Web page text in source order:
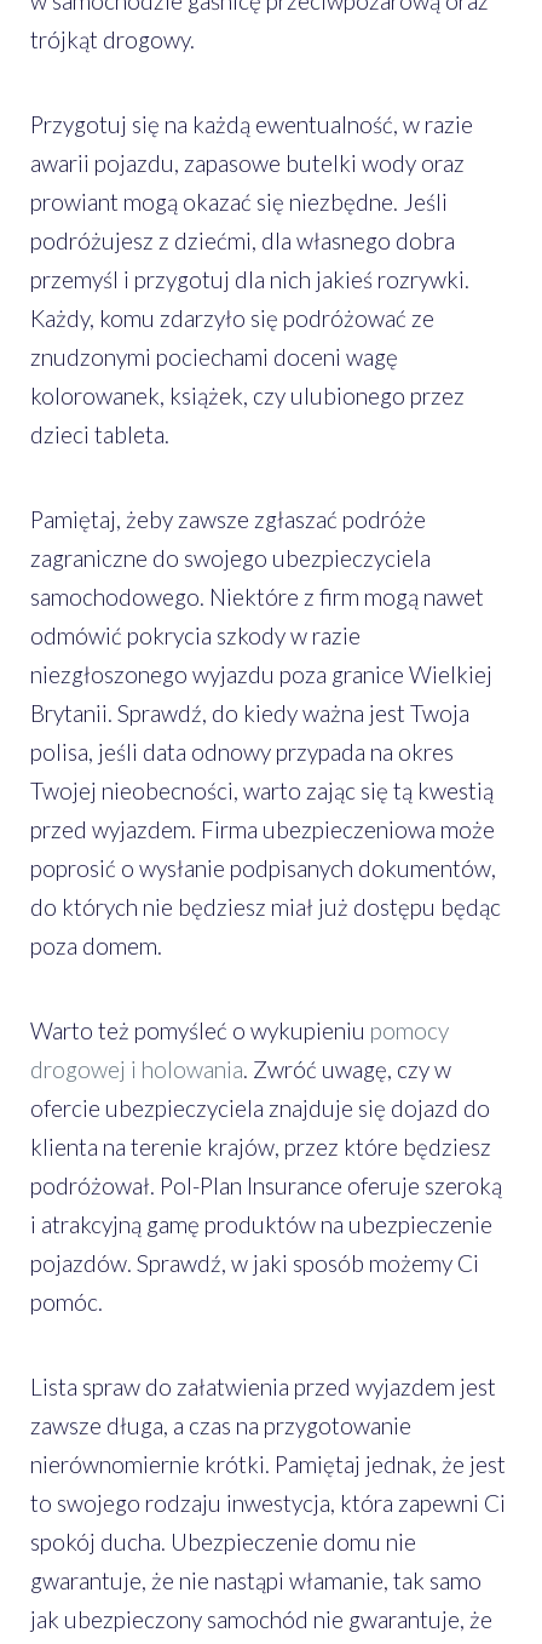
trójkąt drogowy.
Przygotuj się na każdą ewentualność, w razie
awarii pojazdu, zapasowe butelki wody oraz
prowiant mogą okazać się niezbędne. Jeśli
podróżujesz z dziećmi, dla własnego dobra
przemyśl i przygotuj dla nich jakieś rozrywki.
Każdy, komu zdarzyło się podróżować ze
znudzonymi pociechami doceni wagę
kolorowanek, książek, czy ulubionego przez
dzieci tableta.
Pamiętaj, żeby zawsze zgłaszać podróże
zagraniczne do swojego ubezpieczyciela
samochodowego. Niektóre z firm mogą nawet
odmówić pokrycia szkody w razie
niezgłoszonego wyjazdu poza granice Wielkiej
Brytanii. Sprawdź, do kiedy ważna jest Twoja
polisa, jeśli data odnowy przypada na okres
Twojej nieobecności, warto zając się tą kwestią
przed wyjazdem. Firma ubezpieczeniowa może
poprosić o wysłanie podpisanych dokumentów,
do których nie będziesz miał już dostępu będąc
poza domem.
Warto też pomyśleć o wykupieniu pomocy
drogowej i holowania. Zwróć uwagę, czy w
ofercie ubezpieczyciela znajduje się dojazd do
klienta na terenie krajów, przez które będziesz
podróżował. Pol-Plan Insurance oferuje szeroką
i atrakcyjną gamę produktów na ubezpieczenie
pojazdów. Sprawdź, w jaki sposób możemy Ci
pomóc.
Lista spraw do załatwienia przed wyjazdem jest
zawsze długa, a czas na przygotowanie
nierównomiernie krótki. Pamiętaj jednak, że jest
to swojego rodzaju inwestycja, która zapewni Ci
spokój ducha. Ubezpieczenie domu nie
gwarantuje, że nie nastąpi włamanie, tak samo
jak ubezpieczony samochód nie gwarantuje, że